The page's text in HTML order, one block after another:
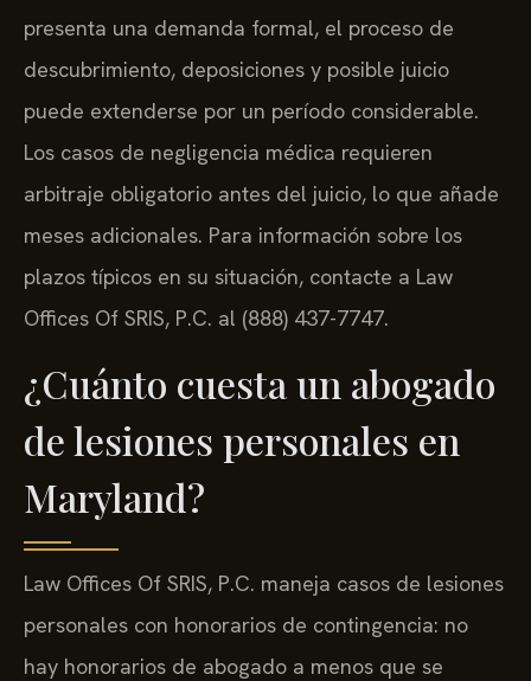
presenta una demanda formal, el proceso de
descubrimiento, deposiciones y posible juicio
puede extenderse por un período considerable.
Los casos de negligencia médica requieren
arbitraje obligatorio antes del juicio, lo que añade
meses adicionales. Para información sobre los
plazos típicos en su situación, contacte a Law
Offices Of SRIS, P.C. al (888) 437-7747.
¿Cuánto cuesta un abogado
de lesiones personales en
Maryland?
Law Offices Of SRIS, P.C. maneja casos de lesiones
personales con honorarios de contingencia: no
hay honorarios de abogado a menos que se